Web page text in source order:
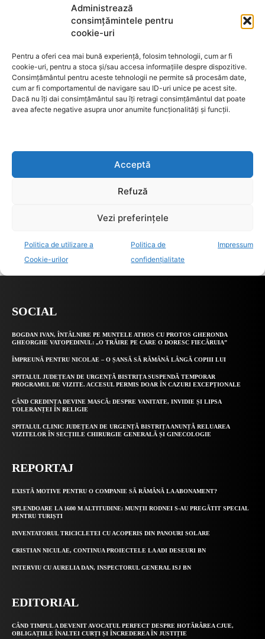
SOCIAL
BOGDAN IVAN, ÎNTÂLNIRE PE MUNTELE ATHOS CU PROTOS GHERONDA
GHEORGHE VATOPEDINUL: „O TRĂIRE PE CARE O DORESC FIECĂRUIA”
ÎMPREUNĂ PENTRU NICOLAE – O ȘANSĂ SĂ RĂMÂNĂ LÂNGĂ COPIII LUI
SPITALUL JUDEȚEAN DE URGENȚĂ BISTRIȚA SUSPENDĂ TEMPORAR
PROGRAMUL DE VIZITE. ACCESUL PERMIS DOAR ÎN CAZURI EXCEPȚIONALE
CÂND CREDINȚA DEVINE MASCĂ: DESPRE VANITATE, INVIDIE ȘI LIPSA
TOLERANȚEI ÎN RELIGIE
SPITALUL CLINIC JUDEȚEAN DE URGENȚĂ BISTRIȚA ANUNȚĂ RELUAREA
VIZITELOR ÎN SECȚIILE CHIRURGIE GENERALĂ ȘI GINECOLOGIE
REPORTAJ
EXISTĂ MOTIVE PENTRU O COMPANIE SĂ RĂMÂNĂ LA ABONAMENT?
SPLENDOARE LA 1600 M ALTITUDINE: MUNȚII RODNEI S-AU PREGĂTIT SPECIAL
PENTRU TURIȘTI
INVENTATORUL TRICICLETEI CU ACOPERIS DIN PANOURI SOLARE
CRISTIAN NICULAE, CONTINUA PROIECTELE LA ADI DESEURI BN
INTERVIU CU AURELIA DAN, INSPECTORUL GENERAL ISJ BN
EDITORIAL
CÂND TIMPUL A DEVENIT AVOCATUL PERFECT DESPRE HOTĂRÂREA CJUE,
OBLIGAȚIILE ÎNALTEI CURȚI ȘI ÎNCREDEREA ÎN JUSTIȚIE